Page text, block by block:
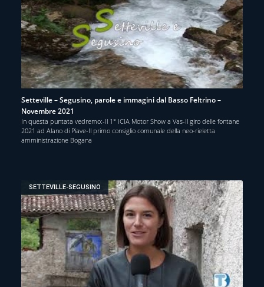
Setteville – Segusino, parole e immagini dal Basso Feltrino –
Novembre 2021
In questa puntata vedremo:-Il 1° ICIA Motor Show a Vas-Il giro delle fontane
2021 ad Alano di Piave-Il primo consiglio comunale della neo-rieletta
amministrazione Bogana
SETTEVILLE-SEGUSINO